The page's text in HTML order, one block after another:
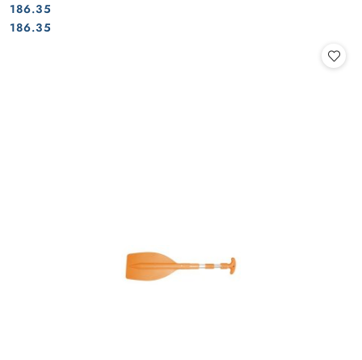
Cena:
186.35
Cena:
186.35